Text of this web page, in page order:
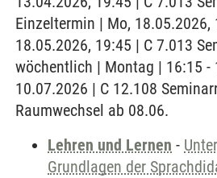
Einzeltermin | Mo, 18.05.2026,
18.05.2026, 19:45 | C 7.013
wöchentlich | Montag | 16:15 -
10.07.2026 | C 12.108
Raumwechsel ab 08.06.
Lehren und Lernen -
Grundlagen der